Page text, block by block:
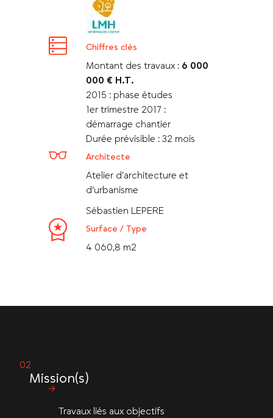
Chiffres clés
Montant des travaux : 6 000
000 € H.T.
2015 : phase études
1er trimestre 2017 :
démarrage chantier
Durée prévisible : 32 mois
Architecte
Atelier d’architecture et
d’urbanisme
Sébastien LEPERE
Surface / Type
4 060,8 m2
Mission(s)
Travaux liés aux objectifs